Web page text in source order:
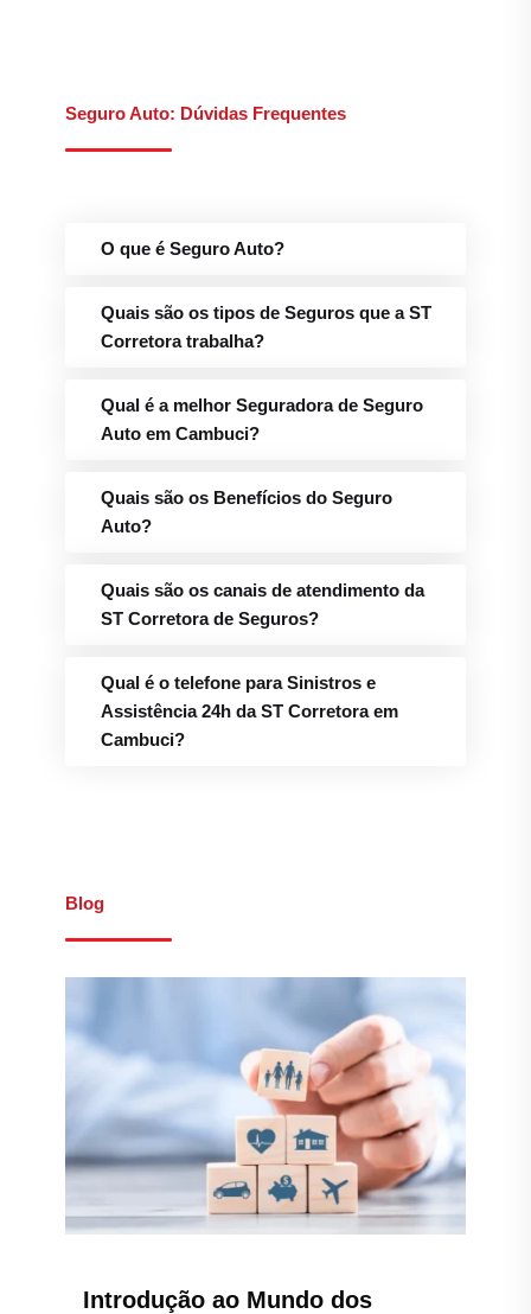
Seguro Auto: Dúvidas Frequentes
O que é Seguro Auto?
Quais são os tipos de Seguros que a ST
Corretora trabalha?
Qual é a melhor Seguradora de Seguro
Auto em Cambuci?
Quais são os Benefícios do Seguro
Auto?
Quais são os canais de atendimento da
ST Corretora de Seguros?
Qual é o telefone para Sinistros e
Assistência 24h da ST Corretora em
Cambuci?
Blog
Introdução ao Mundo dos